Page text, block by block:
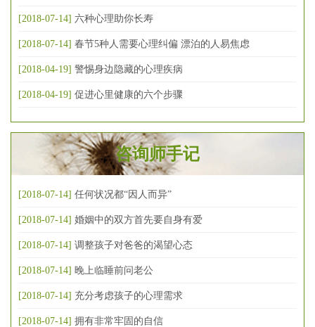
[2018-07-14] 六种心理助你长寿
[2018-07-14] 春节5种人需要心理纠偏 漂泊的人易焦虑
[2018-04-19] 警惕身边隐藏的心理疾病
[2018-04-19] 促进心里健康的六个步骤
咨询师手记
[2018-07-14] 任何状况都“因人而异”
[2018-07-14] 婚姻中的双方首先要自身有爱
[2018-07-14] 调整孩子对爸爸的渴望心态
[2018-07-14] 晚上临睡前问老公
[2018-07-14] 充分考虑孩子的心理需求
[2018-07-14] 拥有非常牢固的自信